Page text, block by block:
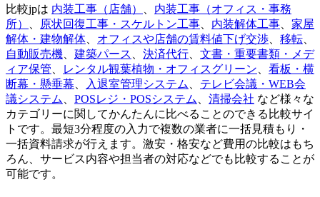
比較jpは 内装工事（店舗）
内装工事（オフィス・事務
所）
原状回復工事・スケルトン工事 内装解体工事
家屋
解体・建物解体
オフィスや店舗の賃料値下げ交渉 移転
自動販売機
建築パース 決済代行
文書・重要書類・メデ
ィア保管
レンタル観葉植物・オフィスグリーン
看板・横
断幕・懸垂幕
入退室管理システム
テレビ会議・WEB会
議システム
POSレジ・POSシステム 清掃会社 など様々な
カテゴリーに関してかんたんに比べることのできる比較サイ
トです。最短3分程度の入力で複数の業者に一括見積もり・
一括資料請求が行えます。激安・格安など費用の比較はもち
ろん、サービス内容や担当者の対応などでも比較することが
可能です。